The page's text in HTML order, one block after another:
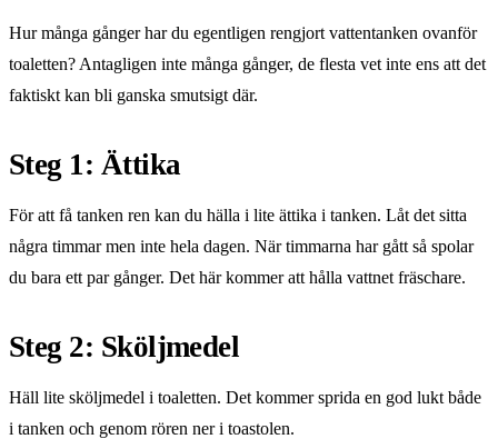
Hur många gånger har du egentligen rengjort vattentanken ovanför
toaletten? Antagligen inte många gånger, de flesta vet inte ens att det
faktiskt kan bli ganska smutsigt där.
Steg 1: Ättika
För att få tanken ren kan du hälla i lite ättika i tanken. Låt det sitta
några timmar men inte hela dagen. När timmarna har gått så spolar
du bara ett par gånger. Det här kommer att hålla vattnet fräschare.
Steg 2: Sköljmedel
Häll lite sköljmedel i toaletten. Det kommer sprida en god lukt både
i tanken och genom rören ner i toastolen.